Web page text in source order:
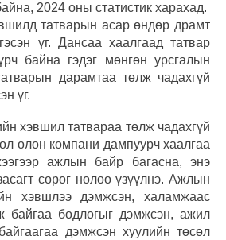
2024 оны статистик харахад.
татварын асар өндөр драмт
үг. Дансаа хаалгаад татвар
байна гэдэг мөнгөн урсгалын
дарамтаа төлж чадахгүй
үг.
хэвшил татвараа төлж чадахгүй
олон компани дампуурч хаалгаа
ажлын байр багасна, энэ
сөрөг нөлөө үзүүлнэ. Ажлын
хэвшлээ дэмжсэн, халамжаас
байгаа бодлогыг дэмжсэн, ажил
дэмжсэн хуулийн төсөл